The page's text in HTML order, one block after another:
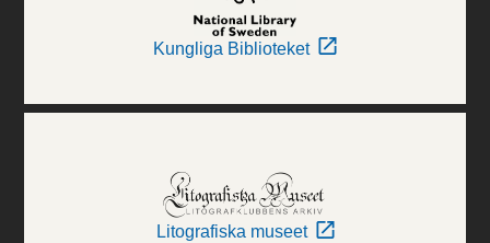
Kungliga Biblioteket
Litografiska museet